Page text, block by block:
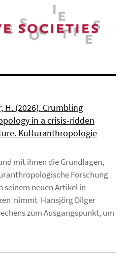
H. (2026). Crumbling
in a crisis-ridden
Kulturanthropologie
mit ihnen die Grundlagen,
Forschung
seinem neuen Artikel in
nimmt Hansjörg Dilger
zum Ausgangspunkt, um